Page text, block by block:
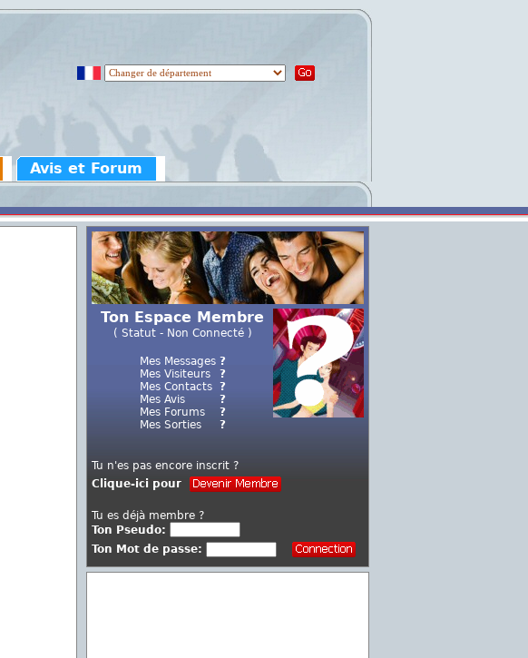
Avis et Forum
Ton Espace Membre
( Statut - Non Connecté )
Mes Messages
Mes Visiteurs
Mes Contacts
Mes Avis
Mes Forums
Mes Sorties
?
?
?
?
?
?
Tu n'es pas encore inscrit ?
Clique-ici pour
Tu es déjà membre ?
Ton Pseudo:
Ton Mot de passe: